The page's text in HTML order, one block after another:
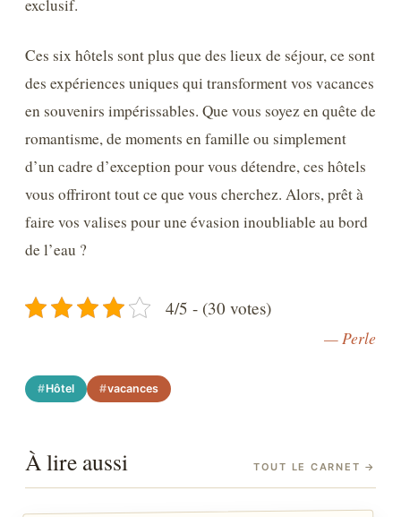
exclusif.
Ces six hôtels sont plus que des lieux de séjour, ce sont
des expériences uniques qui transforment vos vacances
en souvenirs impérissables. Que vous soyez en quête de
romantisme, de moments en famille ou simplement
d’un cadre d’exception pour vous détendre, ces hôtels
vous offriront tout ce que vous cherchez. Alors, prêt à
faire vos valises pour une évasion inoubliable au bord
de l’eau ?
4/5 - (30 votes)
— Perle
Hôtel vacances
À lire aussi TOUT LE CARNET →